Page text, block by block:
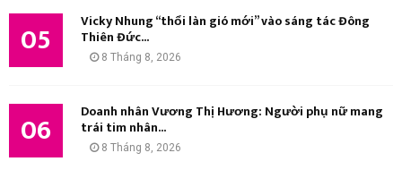
05 Vicky Nhung “thổi làn gió mới” vào sáng tác Đông
Thiên Đức...
8 Tháng 8, 2026
06 Doanh nhân Vương Thị Hương: Người phụ nữ mang
trái tim nhân...
8 Tháng 8, 2026